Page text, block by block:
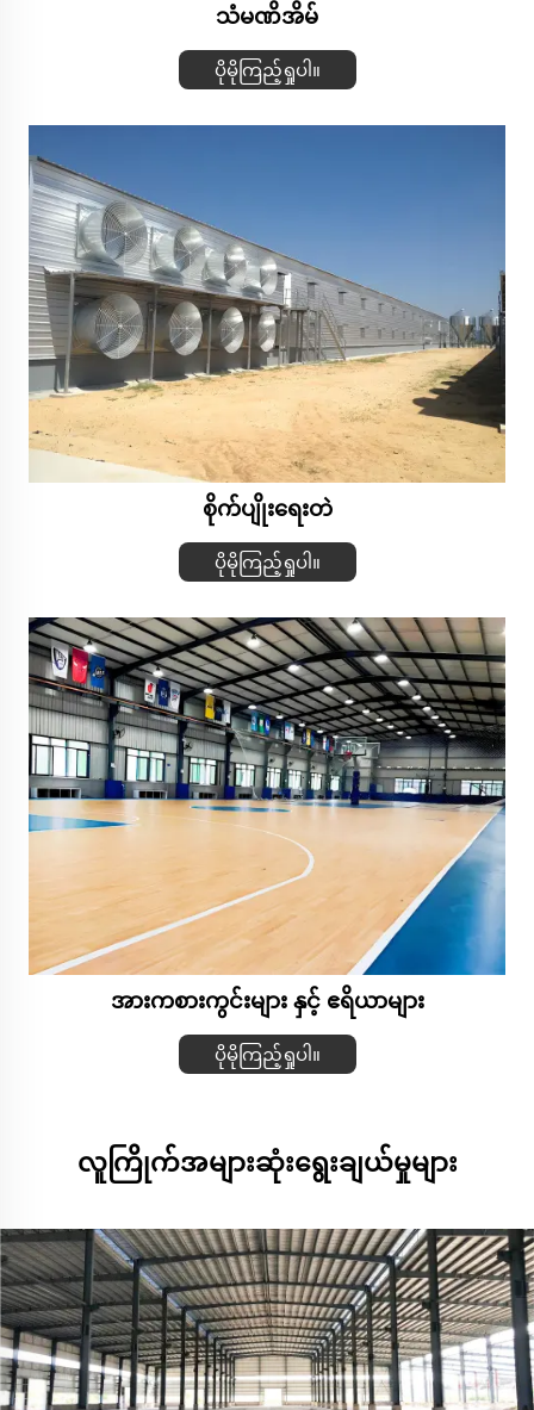
သံမဏိအိမ်
ပိုမိုကြည့်ရှုပါ။
စိုက်ပျိုးရေးတဲ
ပိုမိုကြည့်ရှုပါ။
အားကစားကွင်းများ နှင့် ဧရိယာများ
ပိုမိုကြည့်ရှုပါ။
လူကြိုက်အများဆုံးရွေးချယ်မှုများ